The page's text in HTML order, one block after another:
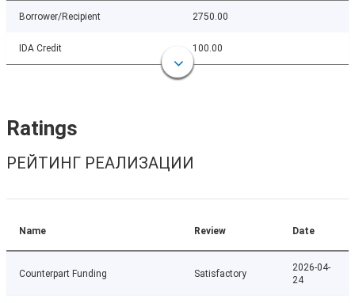
Borrower/Recipient 2750.00
IDA Credit 100.00
Ratings
РЕЙТИНГ РЕАЛИЗАЦИИ
Name Review Date
Counterpart Funding Satisfactory
2026-04-
24